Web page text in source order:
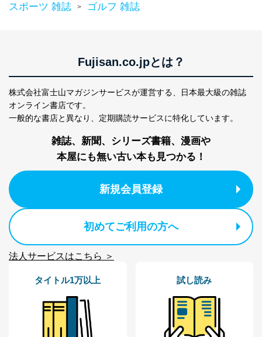
当社は以下の個人情報保護管理者を設置し、個人情報保
東京都渋谷区南平台町16-11
株式会社富士山マガジンサービス
個人情報保護管理者: 経営管理グループディレクター 前
２．利用目的
当社が取り扱う開示対象個人情報の利用目的は次のとお
個人情報の種類 利用目的
1 ービス等をご利用
購入商品の配送のため
商品代金回収のため
個人が特定できない形で取得した
閲覧履歴や購買履歴等の情報を分
析して、趣味・嗜好に
応じた新商品・サービスに関する
スポーツ 雑誌 > ゴルフ 雑誌
Fujisan.co.jpとは？
株式会社富士山マガジンサービスが運営する、
日本最大級の雑誌
オンライン書店です。
一般的な書店と異なり、 定期購読サービスに特化しています。
雑誌、新聞、シリーズ書籍、漫画や
本屋にも無い古い本も見つかる！
新規会員登録
初めてご利用の方へ
法人サービスはこちら ＞
タイトル1万以上 試し読み